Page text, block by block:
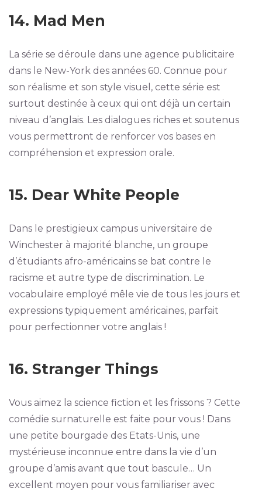
14. Mad Men
La série se déroule dans une agence publicitaire
dans le New-York des années 60. Connue pour
son réalisme et son style visuel, cette série est
surtout destinée à ceux qui ont déjà un certain
niveau d’anglais. Les dialogues riches et soutenus
vous permettront de renforcer vos bases en
compréhension et expression orale.
15. Dear White People
Dans le prestigieux campus universitaire de
Winchester à majorité blanche, un groupe
d’étudiants afro-américains se bat contre le
racisme et autre type de discrimination. Le
vocabulaire employé mêle vie de tous les jours et
expressions typiquement américaines, parfait
pour perfectionner votre anglais !
16. Stranger Things
Vous aimez la science fiction et les frissons ? Cette
comédie surnaturelle est faite pour vous ! Dans
une petite bourgade des Etats-Unis, une
mystérieuse inconnue entre dans la vie d’un
groupe d’amis avant que tout bascule… Un
excellent moyen pour vous familiariser avec